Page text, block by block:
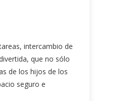
intercambio de
que no sólo
de los hijos de los
seguro e